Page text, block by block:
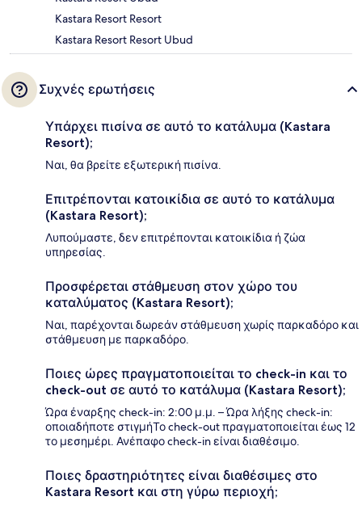
Kastara Resort Resort
Kastara Resort Resort Ubud
Συχνές ερωτήσεις
Υπάρχει πισίνα σε αυτό το κατάλυμα (Kastara
Resort);
Ναι, θα βρείτε εξωτερική πισίνα.
Επιτρέπονται κατοικίδια σε αυτό το κατάλυμα
(Kastara Resort);
Λυπούμαστε, δεν επιτρέπονται κατοικίδια ή ζώα
υπηρεσίας.
Προσφέρεται στάθμευση στον χώρο του
καταλύματος (Kastara Resort);
Ναι, παρέχονται δωρεάν στάθμευση χωρίς παρκαδόρο και
στάθμευση με παρκαδόρο.
Ποιες ώρες πραγματοποιείται το check-in και το
check-out σε αυτό το κατάλυμα (Kastara Resort);
Ώρα έναρξης check-in: 2:00 μ.μ. – Ώρα λήξης check-in:
οποιαδήποτε στιγμήΤο check-out πραγματοποιείται έως 12
το μεσημέρι. Ανέπαφο check-in είναι διαθέσιμο.
Ποιες δραστηριότητες είναι διαθέσιμες στο
Kastara Resort και στη γύρω περιοχή;